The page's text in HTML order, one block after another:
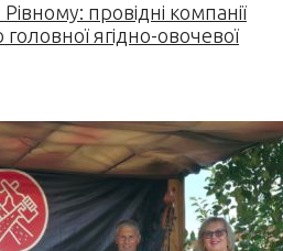
провідні компанії
ягідно-овочевої